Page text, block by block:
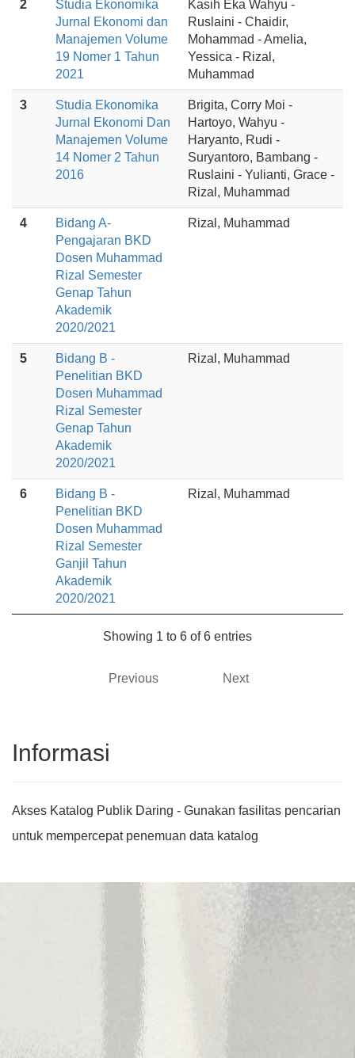
2
Studia Ekonomika
Jurnal Ekonomi dan
Manajemen Volume
19 Nomer 1 Tahun
2021
Kasih Eka Wahyu -
Ruslaini - Chaidir,
Mohammad - Amelia,
Yessica - Rizal,
Muhammad
3
Studia Ekonomika
Jurnal Ekonomi Dan
Manajemen Volume
14 Nomer 2 Tahun
2016
Brigita, Corry Moi -
Hartoyo, Wahyu -
Haryanto, Rudi -
Suryantoro, Bambang -
Ruslaini - Yulianti, Grace -
Rizal, Muhammad
4
Bidang A-
Pengajaran BKD
Dosen Muhammad
Rizal Semester
Genap Tahun
Akademik
2020/2021
Rizal, Muhammad
5
Bidang B -
Penelitian BKD
Dosen Muhammad
Rizal Semester
Genap Tahun
Akademik
2020/2021
Rizal, Muhammad
6
Bidang B -
Penelitian BKD
Dosen Muhammad
Rizal Semester
Ganjil Tahun
Akademik
2020/2021
Rizal, Muhammad
Showing 1 to 6 of 6 entries
Previous Next
Informasi
Akses Katalog Publik Daring - Gunakan fasilitas pencarian
untuk mempercepat penemuan data katalog